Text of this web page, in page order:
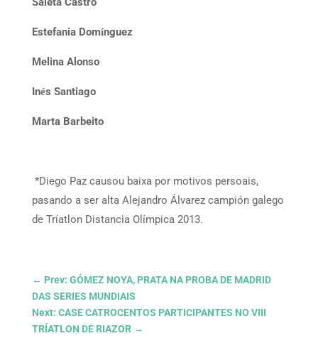
Estefania Domínguez
Melina Alonso
Inés Santiago
Marta Barbeito
*Diego Paz causou baixa por motivos persoais,
pasando a ser alta Alejandro Álvarez campión galego
de Tríatlon Distancia Olímpica 2013.
← Prev: GÓMEZ NOYA, PRATA NA PROBA DE MADRID
DAS SERIES MUNDIAIS
Next: CASE CATROCENTOS PARTICIPANTES NO VIII
TRÍATLON DE RIAZOR→